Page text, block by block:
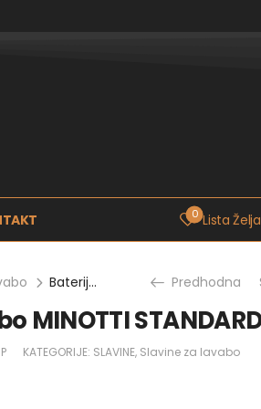
0 Lista Želja
Baterija za lavabo MINOTTI STANDARD Predhodna
MINOTTI
KATEGORIJE: SLAVINE, Slavine za lavabo